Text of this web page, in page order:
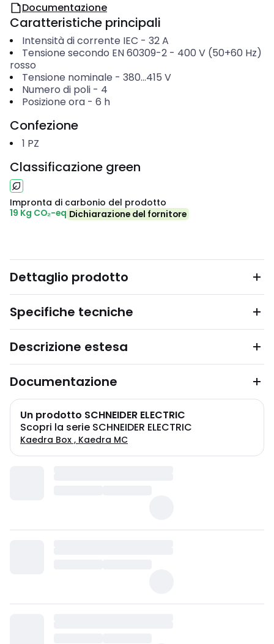
Documentazione
Caratteristiche principali
Intensità di corrente IEC - 32A
Tensione secondo EN 60309-2- 400 V (50+60 Hz)
rosso
Tensione nominale - 380...415 V
Numero di poli- 4
Posizione ora- 6 h
Confezione
1 PZ
Classificazione green
Impronta di carbonio del prodotto
19 Kg CO₂-eq Dichiarazione del fornitore
Dettaglio prodotto
Specifiche tecniche
Descrizione estesa
Documentazione
Un prodotto SCHNEIDER ELECTRIC
Scopri la serie SCHNEIDER ELECTRIC
Kaedra Box , Kaedra MC